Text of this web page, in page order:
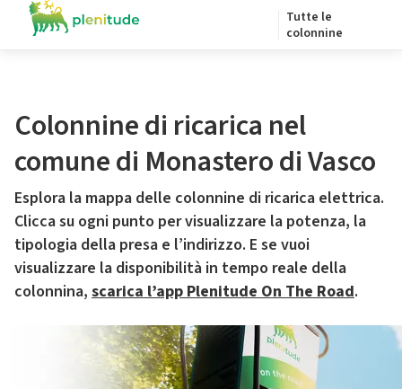
Tutte le
colonnine
Colonnine di ricarica nel
comune di Monastero di Vasco
Esplora la mappa delle colonnine di ricarica elettrica.
Clicca su ogni punto per visualizzare la potenza, la
tipologia della presa e l’indirizzo. E se vuoi
visualizzare la disponibilità in tempo reale della
colonnina, scarica l’app Plenitude On The Road.